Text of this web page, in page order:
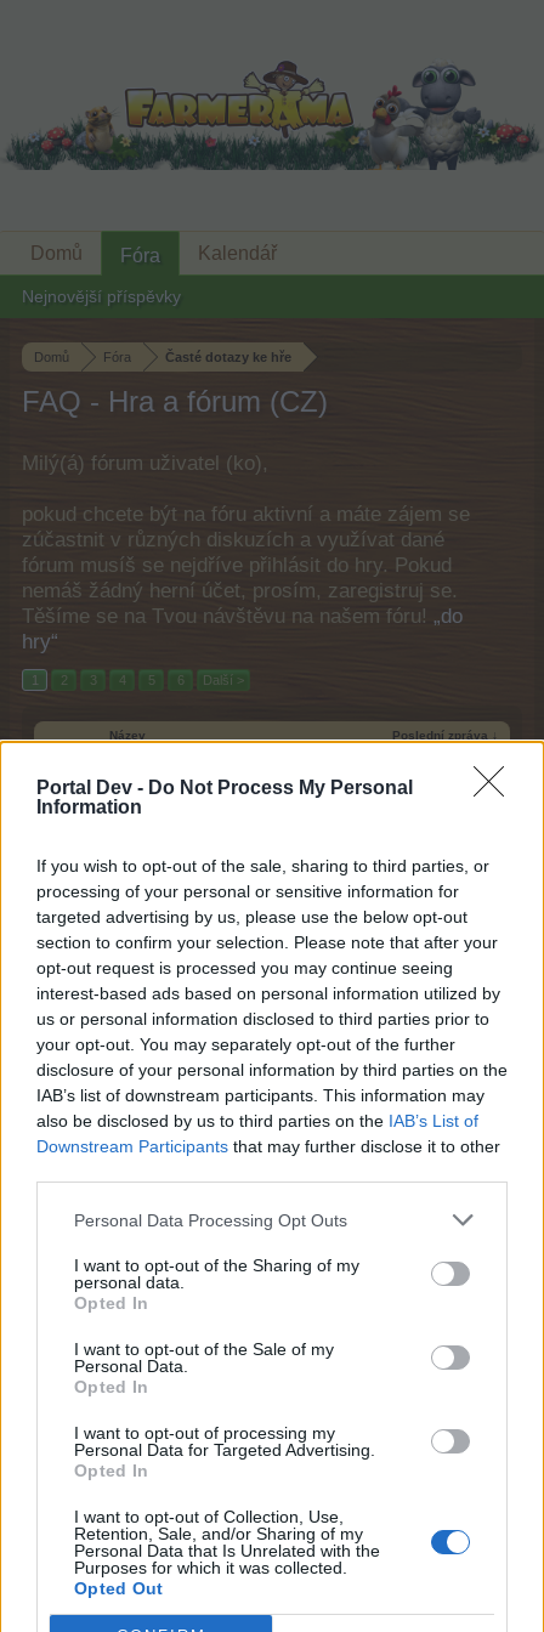
Portal Dev - Do Not Process My Personal
Information
If you wish to opt-out of the sale, sharing to third parties, or
processing of your personal or sensitive information for
targeted advertising by us, please use the below opt-out
section to confirm your selection. Please note that after your
opt-out request is processed you may continue seeing
interest-based ads based on personal information utilized by
us or personal information disclosed to third parties prior to
your opt-out. You may separately opt-out of the further
disclosure of your personal information by third parties on the
IAB’s list of downstream participants. This information may
also be disclosed by us to third parties on the IAB’s List of
Downstream Participants that may further disclose it to other
Personal Data Processing Opt Outs
I want to opt-out of the Sharing of my
personal data.
Opted In
I want to opt-out of the Sale of my
Personal Data.
Opted In
I want to opt-out of processing my
Personal Data for Targeted Advertising.
Opted In
I want to opt-out of Collection, Use,
Retention, Sale, and/or Sharing of my
Personal Data that Is Unrelated with the
Purposes for which it was collected.
Opted Out
Domů Fóra Časté dotazy ke hře
FAQ - Hra a fórum (CZ)
Milý(á) fórum uživatel (ko),
pokud chcete být na fóru aktivní a máte zájem se
zúčastnit v různých diskuzích a využívat dané
fórum musíš se nejdříve přihlásit do hry. Pokud
nemáš žádný herní účet, prosím, zaregistruj se.
Těšíme se na Tvou návštěvu na našem fóru! „do
hry“
1 2 3 4 5 6 Další >
Název Poslední zpráva ↓
FAQ
Odpovědi:
FAQ 52 53 54
Odpovědi: 1,071 Dnes v(e) 7:25 AM
FAQ Dekorace
FAQ 200 201
Odpovědi: 4,014 Včera v(e) 5:43 PM
FAQ Nálepky - přehled
FAQ ... 65 66 67
Odpovědi: 1,326 Středa v(e) 11:52 AM
FAQ Krmivo
FAQ ... 8 9 10
Odpovědi: 199
FAQ Zvířata - přehled
Odpovědi: 198 22/7/26
FAQ Chlévy
Odpovědi: 676 22/7/26
FAQ ... 13 14 15
Odpovědi: 288 22/7/26
FAQ 28 30
Odpovědi: 587 22/7/26
FAQ
Odpovědi: 296 22/7/26
FAQ
Tajemné sazeničky a podivuhodné
stromy
Odpovědi: 171
FAQ Wallpapery aneb pozadí na plochu
FAQ ... 12 13 14
Odpovědi:
FAQ Rostliny
Domů Fóra
Nejnovější příspěvky
Kalendář